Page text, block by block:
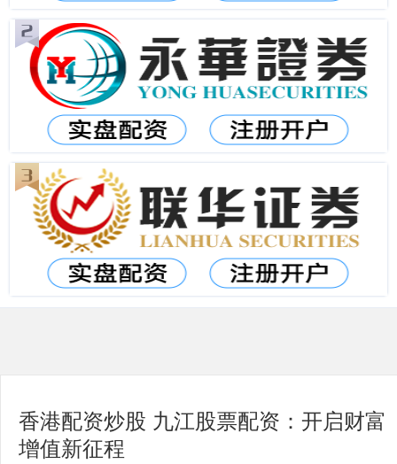
香港配资炒股 九江股票配资：开启财富
增值新征程